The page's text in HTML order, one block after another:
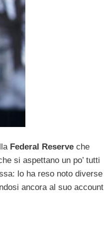
Federal Reserve che
si aspettano un po’ tutti
lo ha reso noto diverse
ancora al suo account